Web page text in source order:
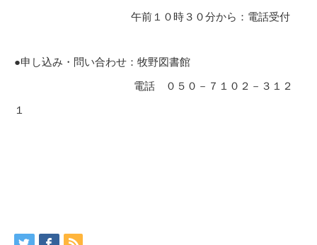
午前１０時３０分から：電話受付
●申し込み・問い合わせ：牧野図書館
電話 ０５０－７１０２－３１２
１